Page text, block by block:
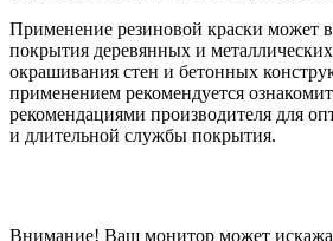
Применение резиновой краски может
покрытия деревянных и
окрашивания стен и бетонных
применением рекомендуется
рекомендациями производителя для
и длительной службы покрытия.
Внимание! Ваш монитор может